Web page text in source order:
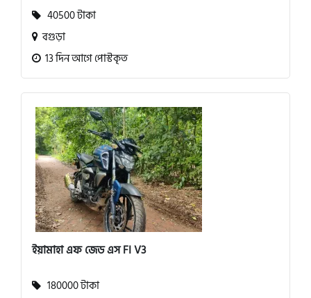
40500 টাকা
বগুড়া
13 দিন আগে পোস্টকৃত
ইয়ামাহা এফ জেড এস FI V3
180000 টাকা